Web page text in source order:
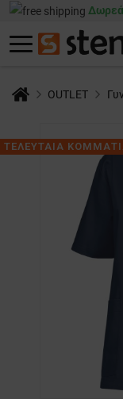
OUTLET
ΤΕΛΕΥΤΑΙΑ